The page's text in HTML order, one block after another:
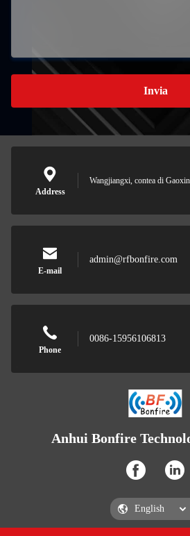
Invia
Address
Wangjiangxi, contea di
E-mail
admin@rfbonfire.com
Phone
0086-15956106813
Anhui Bonfire